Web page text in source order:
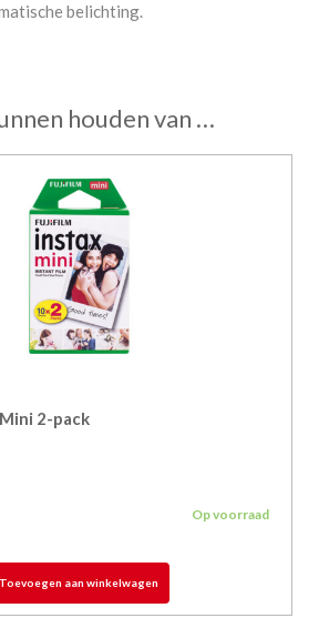
belichting.
houden van …
2-pack
Op voorraad
Toevoegen aan winkelwagen